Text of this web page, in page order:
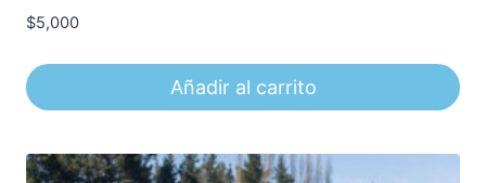
$5,000
Añadir al carrito